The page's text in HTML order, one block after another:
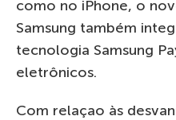
como no iPhone, o
Samsung também
tecnologia Samsung
eletrônicos.
Com relaçao às